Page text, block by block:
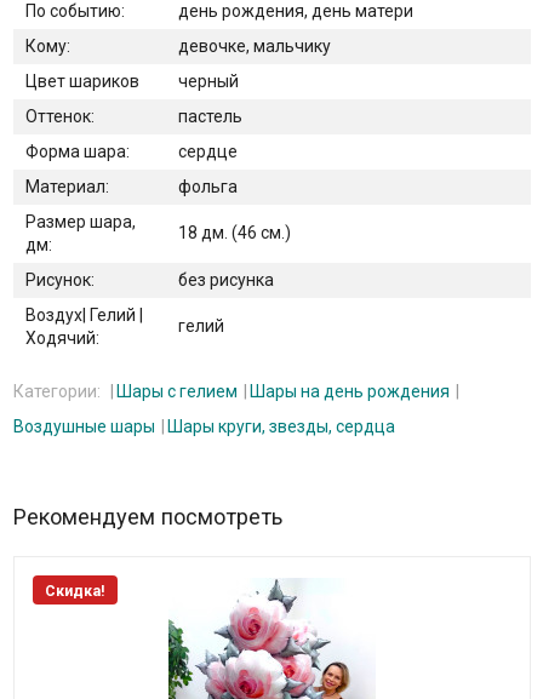
По событию:
день рождения, день матери
Кому:
девочке, мальчику
Цвет шариков
черный
Оттенок:
пастель
Форма шара:
сердце
Материал:
фольга
Размер шара,
дм:
18 дм. (46 см.)
Рисунок:
без рисунка
Воздух| Гелий |
Ходячий:
гелий
Категории: Шары с гелием
Шары на день рождения
Воздушные шары
Шары круги, звезды, сердца
Рекомендуем посмотреть
Скидка!